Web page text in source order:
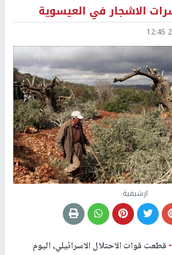
الاشجار في العيسوية
ارشيفية
قطعت قوات الاحتلال الاسرائيلي، اليوم